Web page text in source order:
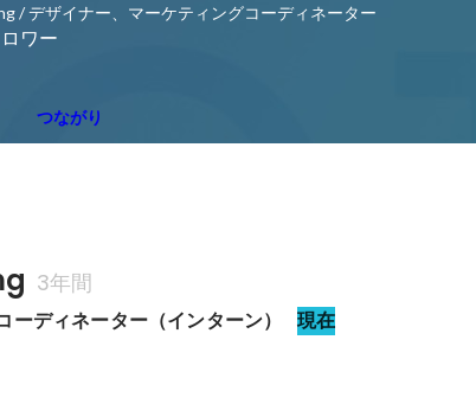
/ デザイナー、マーケティングコーディネーター
ワー
つながり
3年間
ディネーター（インターン） 現在